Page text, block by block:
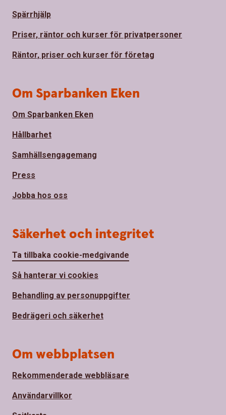
Spärrhjälp
Priser, räntor och kurser för privatpersoner
Räntor, priser och kurser för företag
Om Sparbanken Eken
Om Sparbanken Eken
Hållbarhet
Samhällsengagemang
Press
Jobba hos oss
Säkerhet och integritet
Ta tillbaka cookie-medgivande
Så hanterar vi cookies
Behandling av personuppgifter
Bedrägeri och säkerhet
Om webbplatsen
Rekommenderade webbläsare
Användarvillkor